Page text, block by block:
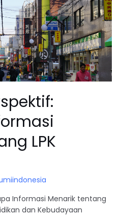
LPK
Informasi Menarik tentang
dan Kebudayaan